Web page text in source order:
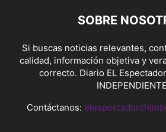
SOBRE
Si buscas noticias relevantes,
calidad, información objetiva y
correcto. Diario EL
Contáctanos: